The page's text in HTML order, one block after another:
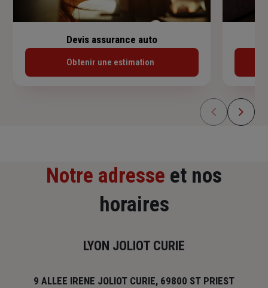
Devis assurance auto
Obtenir une estimation
Notre adresse et nos
horaires
LYON JOLIOT CURIE
9 ALLEE IRENE JOLIOT CURIE, 69800 ST PRIEST